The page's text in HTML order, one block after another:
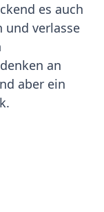
es auch
verlasse
an
aber ein